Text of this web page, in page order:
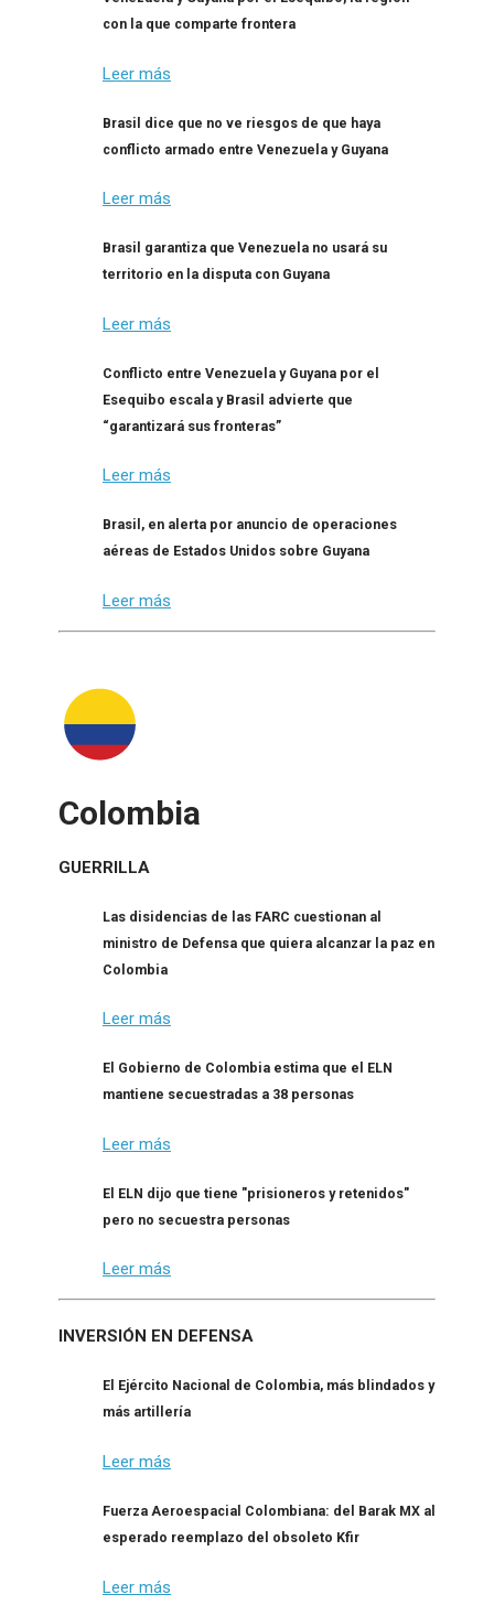
con la que comparte frontera
Leer más
Brasil dice que no ve riesgos de que haya
conflicto armado entre Venezuela y Guyana
Leer más
Brasil garantiza que Venezuela no usará su
territorio en la disputa con Guyana
Leer más
Conflicto entre Venezuela y Guyana por el
Esequibo escala y Brasil advierte que
“garantizará sus fronteras”
Leer más
Brasil, en alerta por anuncio de operaciones
aéreas de Estados Unidos sobre Guyana
Leer más
Colombia
GUERRILLA
Las disidencias de las FARC cuestionan al
ministro de Defensa que quiera alcanzar la paz en
Colombia
Leer más
El Gobierno de Colombia estima que el ELN
mantiene secuestradas a 38 personas
Leer más
El ELN dijo que tiene "prisioneros y retenidos"
pero no secuestra personas
Leer más
INVERSIÓN EN DEFENSA
El Ejército Nacional de Colombia, más blindados y
más artillería
Leer más
Fuerza Aeroespacial Colombiana: del Barak MX al
esperado reemplazo del obsoleto Kfir
Leer más